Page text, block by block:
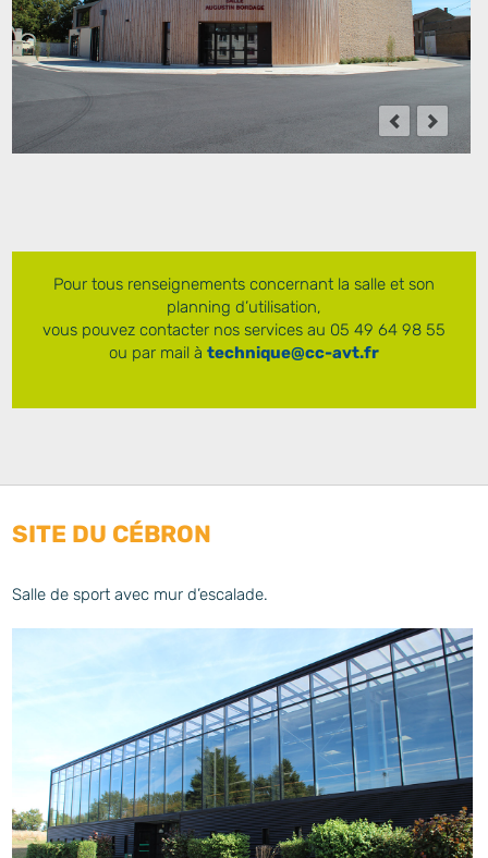
Pour tous renseignements concernant la salle et son
planning d’utilisation,
vous pouvez contacter nos services au 05 49 64 98 55
ou par mail à technique@cc-avt.fr
SITE DU CÉBRON
Salle de sport avec mur d’escalade.